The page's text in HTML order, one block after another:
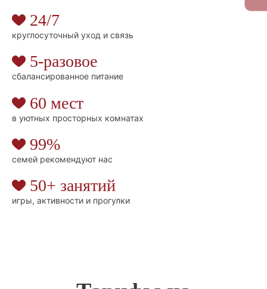
24/7
круглосуточный уход и связь
5-разовое
сбалансированное питание
60 мест
в уютных просторных комнатах
99%
семей рекомендуют нас
50+ занятий
игры, активности и прогулки